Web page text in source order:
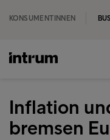
KONSUMENTINNEN
Inflation
bremsen